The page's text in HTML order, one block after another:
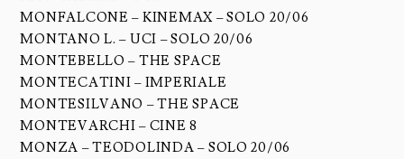
MONFALCONE – KINEMAX – SOLO 20/06
MONTANO L. – UCI – SOLO 20/06
MONTEBELLO – THE SPACE
MONTECATINI – IMPERIALE
MONTESILVANO – THE SPACE
MONTEVARCHI – CINE 8
MONZA – TEODOLINDA – SOLO 20/06